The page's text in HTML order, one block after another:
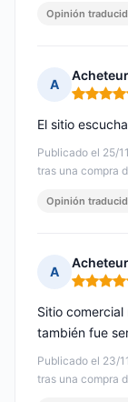
Opinión
A
Nota: 5
Publicado el 25/
tras una compra
El sitio
Opinión
A
Nota: 5
Publicado el 23/
tras una compra
Sitio
también fue